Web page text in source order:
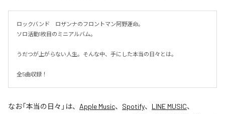
ロックバンド　ロザンナのフロントマン阿野運命。
ソロ活動1枚目のミニアルバム。
うだつが上がらない人生。そんな中、手にした本当の日々とは。
全5曲収録！
なお「本当の日々 」は、 Apple Music、 Spotify、 LINE MUSIC、